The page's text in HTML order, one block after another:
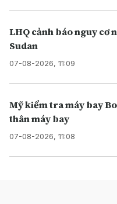
LHQ cảnh báo nguy cơ
Sudan
07-08-2026, 11:09
Mỹ kiểm tra máy bay
thân máy bay
07-08-2026, 11:08